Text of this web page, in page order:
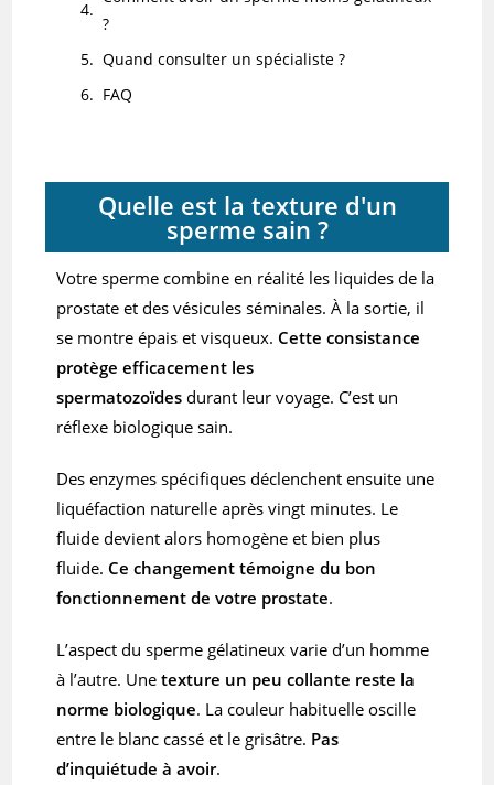
?
Quand consulter un spécialiste ?
FAQ
Quelle est la texture d'un
sperme sain ?
Votre sperme combine en réalité les liquides de la
prostate et des vésicules séminales. À la sortie, il
se montre épais et visqueux. Cette consistance
protège efficacement les
spermatozoïdes durant leur voyage. C’est un
réflexe biologique sain.
Des enzymes spécifiques déclenchent ensuite une
liquéfaction naturelle après vingt minutes. Le
fluide devient alors homogène et bien plus
fluide. Ce changement témoigne du bon
fonctionnement de votre prostate.
L’aspect du sperme gélatineux varie d’un homme
à l’autre. Unetexture un peu collante reste la
norme biologique. La couleur habituelle oscille
entre le blanc cassé et le grisâtre. Pas
d’inquiétude à avoir.